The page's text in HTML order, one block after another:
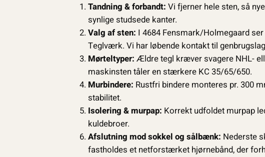
Tandning & forbandt: Vi fjerner hele sten, så
synlige studsede kanter.
Valg af sten: I 4684 Fensmark/Holmegaard
Teglværk. Vi har løbende kontakt til
Mørteltyper: Ældre tegl kræver svagere NHL-
maskinsten tåler en stærkere KC 35/65/650.
Murbindere: Rustfri bindere monteres pr. 300
stabilitet.
Isolering & murpap: Korrekt udfoldet murpap
kuldebroer.
Afslutning mod sokkel og sålbænk: Nederste
fastholdes et netforstærket hjørnebånd, der